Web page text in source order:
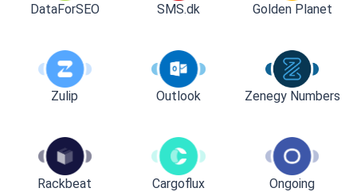
DataForSEO SMS.dk Golden Planet
Zulip Outlook Zenegy Numbers
Rackbeat Cargoflux
Ongoing